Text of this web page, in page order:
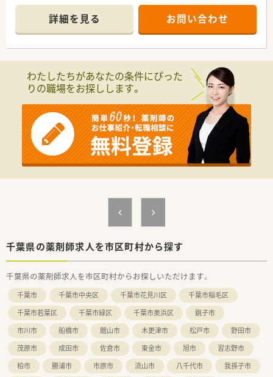
頑張り次第で高給与も可能！
■経験や勤務コースによりますが、経験の少ない方でも500万前
半スタートと業界TOP水準！
■職種や職域に合わせ、豊富な社内研修や外部組織と連携した研
■薬剤師が中心の会社だからこそ活躍できるキャリアパスが多
種多様に用意されています。
■店舗拡大に伴い、エリアマネジャーや営業部長等のマネジメン
■在宅や教育等の専門性を活かせるスペシャリストを目指すこ
とも可能です。
■その他にも、管理部門や商品部門等の本社スタッフなど活動領
域は多種多様です。
■在宅実施店舗は年々増加しており、在宅医療へもしっかりと関
わる事ができます。
■育児休暇は3歳まで取得が可能で、時短制度は小学5年生まで
■年間休日が120日とワークライフバランスが整っています
■日用品から常備薬まで、従業員割引制度など嬉しいメリットも
詳細を見る お問い合わせ
わたしたちがあなたの条件にぴった
りの職場をお探しします。
千葉県の薬剤師求人を市区町村から探す
千葉県の薬剤師求人を市区町村からお探しいただけます。
千葉市 千葉市中央区 千葉市花見川区
千葉市稲毛区
千葉市若葉区
千葉市緑区 千葉市美浜区
銚子市
市川市
船橋市 館山市 木更津市 松戸市
野田市
茂原市
成田市 佐倉市 東金市 旭市
習志野市
柏市
勝浦市 市原市 流山市 八千代市
我孫子市